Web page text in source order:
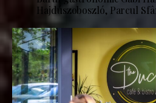
Hajdúszoboszló, Parcul